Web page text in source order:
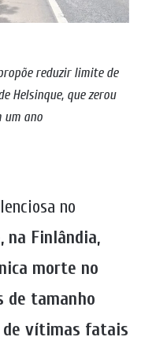
reduzir limite de
Helsinque, que zerou
um ano
no
na Finlândia,
morte no
de tamanho
de vítimas fatais